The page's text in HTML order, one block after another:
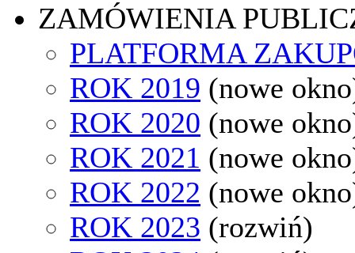
ZAMÓWIENIA
PLATFORMA
ROK 2019 (nowe
ROK 2020 (nowe
ROK 2021 (nowe
ROK 2022 (nowe
ROK 2023 (rozwiń)